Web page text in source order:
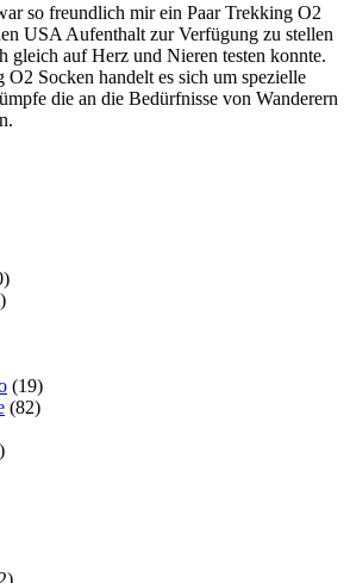
so freundlich mir ein Paar Trekking O2
USA Aufenthalt zur Verfügung zu stellen
gleich auf Herz und Nieren testen konnte.
Socken handelt es sich um spezielle
die an die Bedürfnisse von Wanderern
(19)
(82)